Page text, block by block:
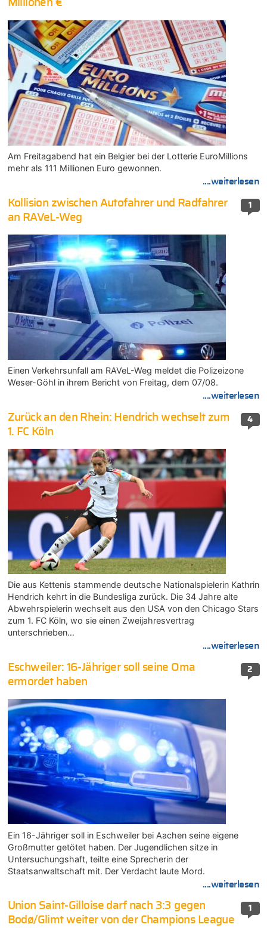
Millionen €
Am Freitagabend hat ein Belgier bei der Lotterie EuroMillions
mehr als 111 Millionen Euro gewonnen.
....weiterlesen
1
Kollision zwischen Autofahrer und Radfahrer
an RAVeL-Weg
Einen Verkehrsunfall am RAVeL-Weg meldet die Polizeizone
Weser-Göhl in ihrem Bericht von Freitag, dem 07/08.
....weiterlesen
4
Zurück an den Rhein: Hendrich wechselt zum
1. FC Köln
Die aus Kettenis stammende deutsche Nationalspielerin Kathrin
Hendrich kehrt in die Bundesliga zurück. Die 34 Jahre alte
Abwehrspielerin wechselt aus den USA von den Chicago Stars
zum 1. FC Köln, wo sie einen Zweijahresvertrag
unterschrieben…
....weiterlesen
2
Eschweiler: 16-Jähriger soll seine Oma
ermordet haben
Ein 16-Jähriger soll in Eschweiler bei Aachen seine eigene
Großmutter getötet haben. Der Jugendlichen sitze in
Untersuchungshaft, teilte eine Sprecherin der
Staatsanwaltschaft mit. Der Verdacht laute Mord.
....weiterlesen
1
Union Saint-Gilloise darf nach 3:3 gegen
Bodø/Glimt weiter von der Champions League